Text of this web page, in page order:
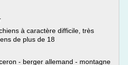
à caractère difficile, très
de plus de 18
- berger allemand - montagne